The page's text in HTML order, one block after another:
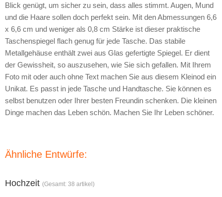
Blick genügt, um sicher zu sein, dass alles stimmt. Augen, Mund
und die Haare sollen doch perfekt sein. Mit den Abmessungen 6,6
x 6,6 cm und weniger als 0,8 cm Stärke ist dieser praktische
Taschenspiegel flach genug für jede Tasche. Das stabile
Metallgehäuse enthält zwei aus Glas gefertigte Spiegel. Er dient
der Gewissheit, so auszusehen, wie Sie sich gefallen. Mit Ihrem
Foto mit oder auch ohne Text machen Sie aus diesem Kleinod ein
Unikat. Es passt in jede Tasche und Handtasche. Sie können es
selbst benutzen oder Ihrer besten Freundin schenken. Die kleinen
Dinge machen das Leben schön. Machen Sie Ihr Leben schöner.
Ähnliche Entwürfe:
Hochzeit (Gesamt: 38 artikel)